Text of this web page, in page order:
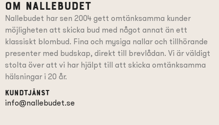
Om Nallebudet
Nallebudet har sen 2004 gett omtänksamma kunder
möjligheten att skicka bud med något annat än ett
klassiskt blombud. Fina och mysiga nallar och tillhörande
presentermed budskap, direkt till brevlådan. Vi är väldigt
stolta över att vi har hjälpt till att skicka omtänksamma
hälsningar i 20 år.
Kundtjänst
info@nallebudet.se